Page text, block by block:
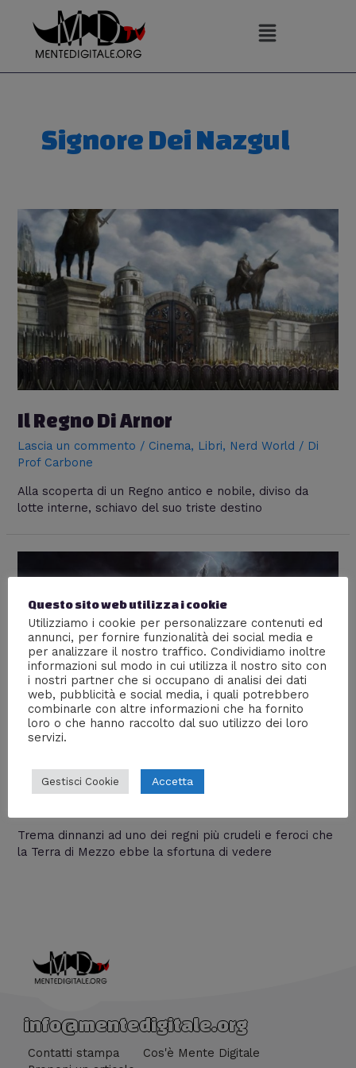
contenuto
Signore Dei Nazgul
Il Regno Di Arnor
Lascia un commento / Cinema, Libri, Nerd World / Di
Prof Carbone
Alla scoperta di un Regno antico e nobile, diviso da
lotte interne, schiavo del suo triste destino
Il Regno di Angmar
Lascia un commento /Libri,Nerd World
Trema dinnanzi ad uno dei regni più crudeli e feroci che
la Terra di Mezzo ebbe la sfortuna di vedere
info@mentedigitale.org
Contatti stampa
Cos'è Mente Digitale
Questo sito web utilizza i cookie
Utilizziamo i cookie per personalizzare contenuti ed
annunci, per fornire funzionalità dei social media e
per analizzare il nostro traffico. Condividiamo inoltre
informazioni sul modo in cui utilizza il nostro sito con
i nostri partner che si occupano di analisi dei dati
web, pubblicità e social media, i quali potrebbero
combinarle con altre informazioni che ha fornito
loro o che hanno raccolto dal suo utilizzo dei loro
servizi.
Gestisci Cookie Accetta